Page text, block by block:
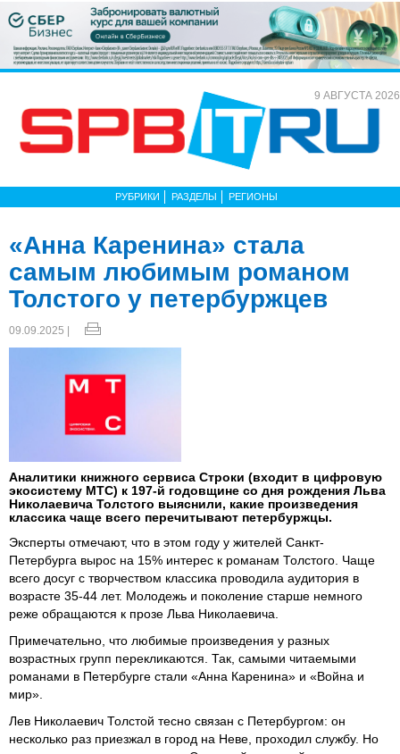
9 АВГУСТА 2026
РУБРИКИ РАЗДЕЛЫ РЕГИОНЫ
«Анна Каренина» стала
самым любимым романом
Толстого у петербуржцев
09.09.2025 |
Аналитики книжного сервиса Строки (входит в цифровую
экосистему МТС) к 197-й годовщине со дня рождения Льва
Николаевича Толстого выяснили, какие произведения
классика чаще всего перечитывают петербуржцы.
Эксперты отмечают, что в этом году у жителей Санкт-
Петербурга вырос на 15% интерес к романам Толстого. Чаще
всего досуг с творчеством классика проводила аудитория в
возрасте 35-44 лет. Молодежь и поколение старше немного
реже обращаются к прозе Льва Николаевича.
Примечательно, что любимые произведения у разных
возрастных групп перекликаются. Так, самыми читаемыми
романами в Петербурге стали «Анна Каренина» и «Война и
мир».
Лев Николаевич Толстой тесно связан с Петербургом: он
несколько раз приезжал в город на Неве, проходил службу. Но